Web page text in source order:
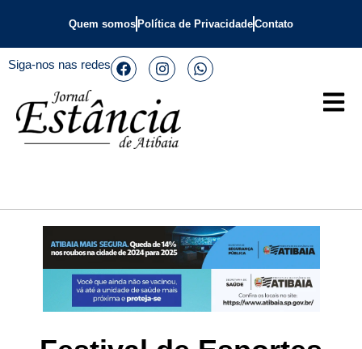
Quem somos Política de PrivacidadeContato
Siga-nos nas redes